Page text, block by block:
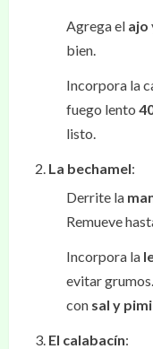
Agrega el ajo
bien.
Incorpora la
fuego lento
listo.
La bechamel:
Derrite la
Remueve
Incorpora la
evitar
con sal y
El calabacín: